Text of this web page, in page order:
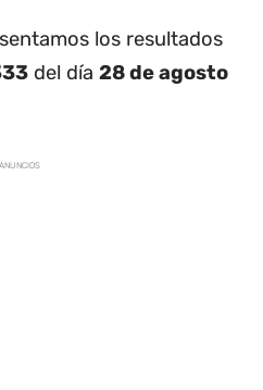
los resultados
del día 28 de agosto
ANUNCIOS